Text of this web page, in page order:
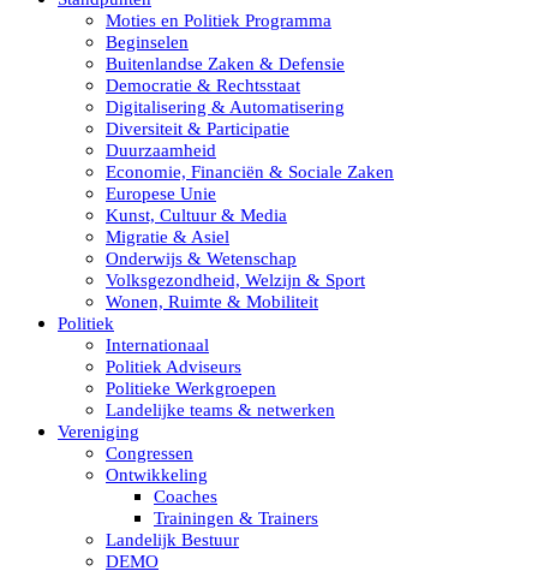
Moties en Politiek Programma
Beginselen
Buitenlandse Zaken & Defensie
Democratie & Rechtsstaat
Digitalisering & Automatisering
Diversiteit & Participatie
Duurzaamheid
Economie, Financiën & Sociale Zaken
Europese Unie
Kunst, Cultuur & Media
Migratie & Asiel
Onderwijs & Wetenschap
Volksgezondheid, Welzijn & Sport
Wonen, Ruimte & Mobiliteit
Politiek
Internationaal
Politiek Adviseurs
Politieke Werkgroepen
Landelijke teams & netwerken
Vereniging
Congressen
Ontwikkeling
Coaches
Trainingen & Trainers
Landelijk Bestuur
DEMO